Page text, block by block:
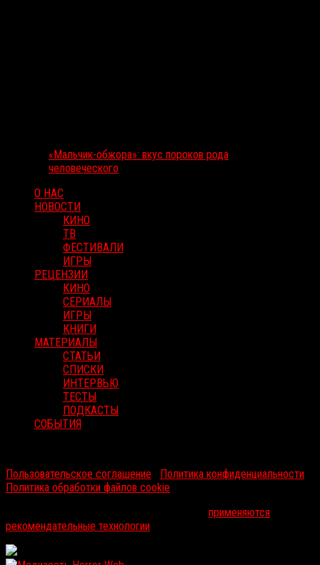
«Мальчик-обжора»: вкус пороков рода
человеческого
О НАС
НОВОСТИ
КИНО
ТВ
ФЕСТИВАЛИ
ИГРЫ
РЕЦЕНЗИИ
КИНО
СЕРИАЛЫ
ИГРЫ
КНИГИ
МАТЕРИАЛЫ
СТАТЬИ
СПИСКИ
ИНТЕРВЬЮ
ТЕСТЫ
ПОДКАСТЫ
СОБЫТИЯ
Пользовательское соглашение
Политика конфиденциальности
Политика обработки файлов cookie
применяются
рекомендательные технологии